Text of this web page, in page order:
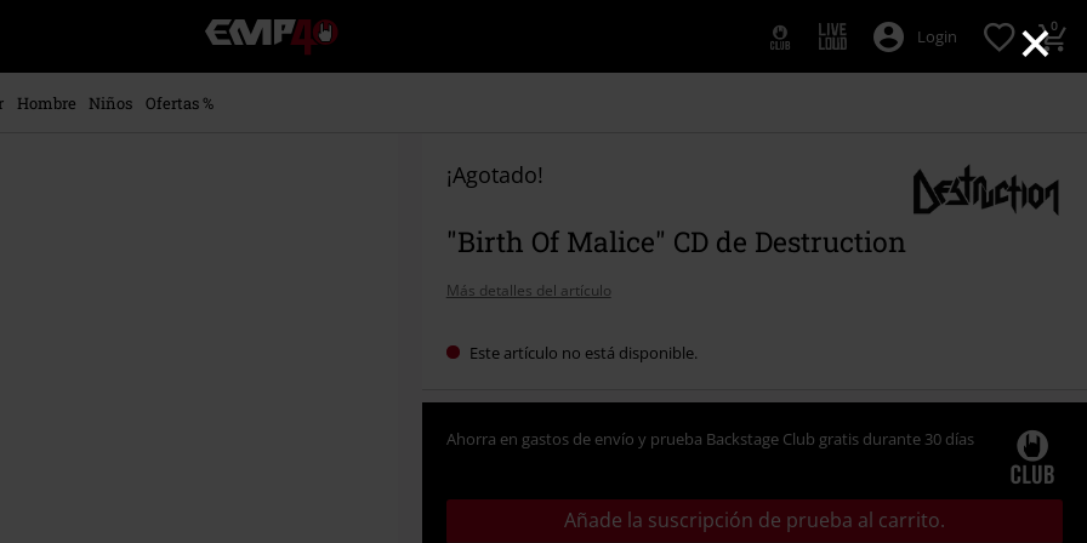
×
EMP
-
Música,
Login 0
Hombre Niños
Ofertas %
¡Agotado!
"Birth Of Malice" CD de Destruction
Más detalles del artículo
Este artículo no está disponible.
Ahorra en gastos de envío y prueba Backstage Club gratis durante 30 días
Añade la suscripción de prueba al carrito.